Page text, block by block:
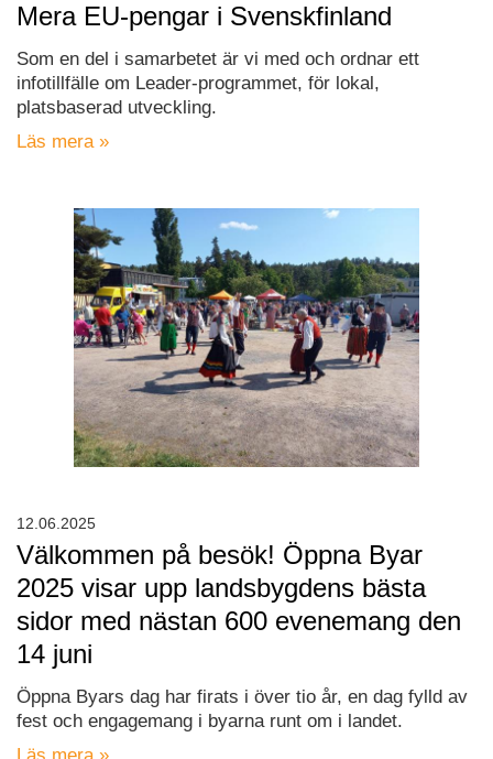
Mera EU-pengar i Svenskfinland
Som en del i samarbetet är vi med och ordnar ett
infotillfälle om Leader-programmet, för lokal,
platsbaserad utveckling.
Läs mera »
Välkommen på besök! Öppna Byar
2025 visar upp landsbygdens bästa
sidor med nästan 600 evenemang den
14 juni
Öppna Byars dag har firats i över tio år, en dag fylld av
fest och engagemang i byarna runt om i landet.
12.06.2025